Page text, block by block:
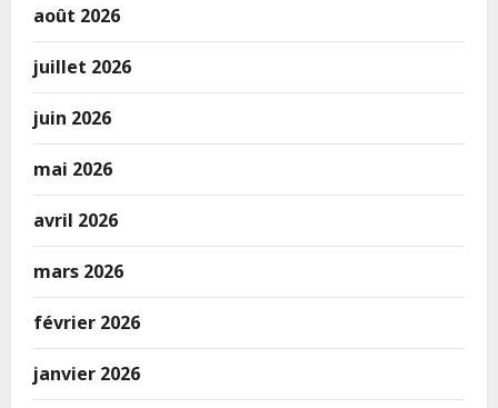
août 2026
juillet 2026
juin 2026
mai 2026
avril 2026
mars 2026
février 2026
janvier 2026